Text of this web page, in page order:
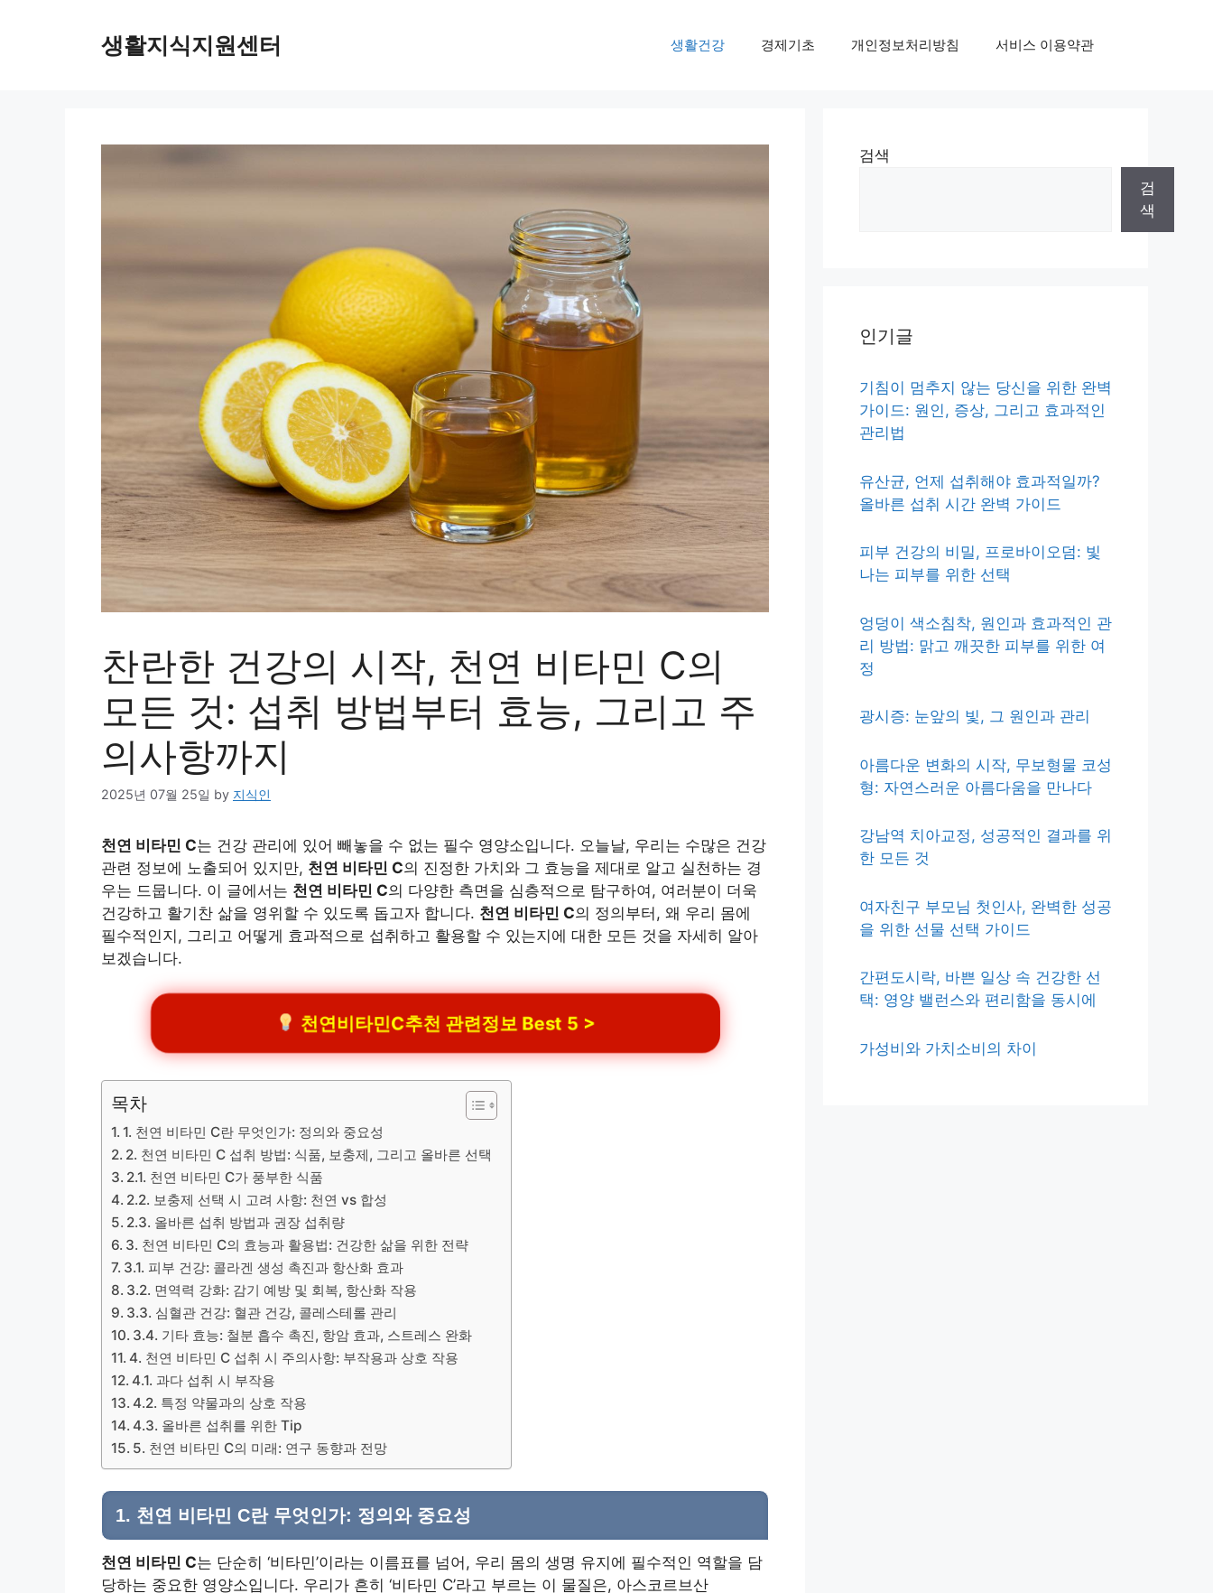
생활지식지원센터 생활건강 경제기초 개인정보처리방침 서비스 이용약관
찬란한 건강의 시작, 천연 비타민 C의
모든 것: 섭취 방법부터 효능, 그리고 주
의사항까지
2025년 07월 25일 by 지식인
천연 비타민 C는 건강 관리에 있어 빼놓을 수 없는 필수 영양소입니다. 오늘날, 우리는 수많은 건강
관련 정보에 노출되어 있지만, 천연 비타민 C의 진정한 가치와 그 효능을 제대로 알고 실천하는 경
우는 드뭅니다. 이 글에서는 천연 비타민 C의 다양한 측면을 심층적으로 탐구하여, 여러분이 더욱
건강하고 활기찬 삶을 영위할 수 있도록 돕고자 합니다. 천연 비타민 C의 정의부터, 왜 우리 몸에
필수적인지, 그리고 어떻게 효과적으로 섭취하고 활용할 수 있는지에 대한 모든 것을 자세히 알아
보겠습니다.
천연비타민C추천 관련정보 Best 5 >
목차
1. 천연 비타민 C란 무엇인가: 정의와 중요성
2. 천연 비타민 C 섭취 방법: 식품, 보충제, 그리고 올바른 선택
2.1. 천연 비타민 C가 풍부한 식품
2.2. 보충제 선택 시 고려 사항: 천연 vs 합성
2.3. 올바른 섭취 방법과 권장 섭취량
3. 천연 비타민 C의 효능과 활용법: 건강한 삶을 위한 전략
3.1. 피부 건강: 콜라겐 생성 촉진과 항산화 효과
3.2. 면역력 강화: 감기 예방 및 회복, 항산화 작용
3.3. 심혈관 건강: 혈관 건강, 콜레스테롤 관리
3.4. 기타 효능: 철분 흡수 촉진, 항암 효과, 스트레스 완화
4. 천연 비타민 C 섭취 시 주의사항: 부작용과 상호 작용
4.1. 과다 섭취 시 부작용
4.2. 특정 약물과의 상호 작용
4.3. 올바른 섭취를 위한 Tip
5. 천연 비타민 C의 미래: 연구 동향과 전망
1. 천연 비타민 C란 무엇인가: 정의와 중요성
천연 비타민 C는 단순히 ‘비타민’이라는 이름표를 넘어, 우리 몸의 생명 유지에 필수적인 역할을 담
당하는 중요한 영양소입니다. 우리가 흔히 ‘비타민 C’라고 부르는 이 물질은, 아스코르브산
검색
검
색
인기글
기침이 멈추지 않는 당신을 위한 완벽
가이드: 원인, 증상, 그리고 효과적인
관리법
유산균, 언제 섭취해야 효과적일까?
올바른 섭취 시간 완벽 가이드
피부 건강의 비밀, 프로바이오덤: 빛
나는 피부를 위한 선택
엉덩이 색소침착, 원인과 효과적인 관
리 방법: 맑고 깨끗한 피부를 위한 여
정
광시증: 눈앞의 빛, 그 원인과 관리
아름다운 변화의 시작, 무보형물 코성
형: 자연스러운 아름다움을 만나다
강남역 치아교정, 성공적인 결과를 위
한 모든 것
여자친구 부모님 첫인사, 완벽한 성공
을 위한 선물 선택 가이드
간편도시락, 바쁜 일상 속 건강한 선
택: 영양 밸런스와 편리함을 동시에
가성비와 가치소비의 차이